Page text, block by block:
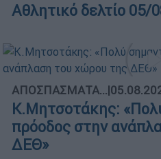
Αθλητικό δελτίο 05/
ΑΠΟΣΠΑΣΜΑΤΑ...|
Κ.Μητσοτάκης:
πρόοδος στην
ΔΕΘ»